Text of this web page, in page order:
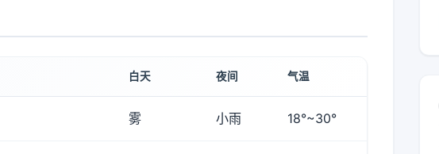
白天 夜间 气温
雾 小雨 18°~30°